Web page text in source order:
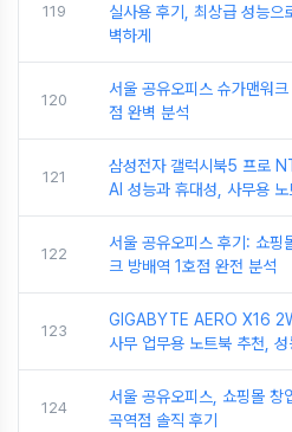
119
실사용 후기, 최상급 성능으
벽하게
120
서울 공유오피스 슈가맨워
점 완벽 분석
121
삼성전자 갤럭시북5 프로
AI 성능과 휴대성, 사무용
122
서울 공유오피스 후기: 쇼핑
크 방배역 1호점 완전 분석
123
GIGABYTE AERO X16
사무 업무용 노트북 추천,
124
서울 공유오피스, 쇼핑몰 창
곡역점 솔직 후기